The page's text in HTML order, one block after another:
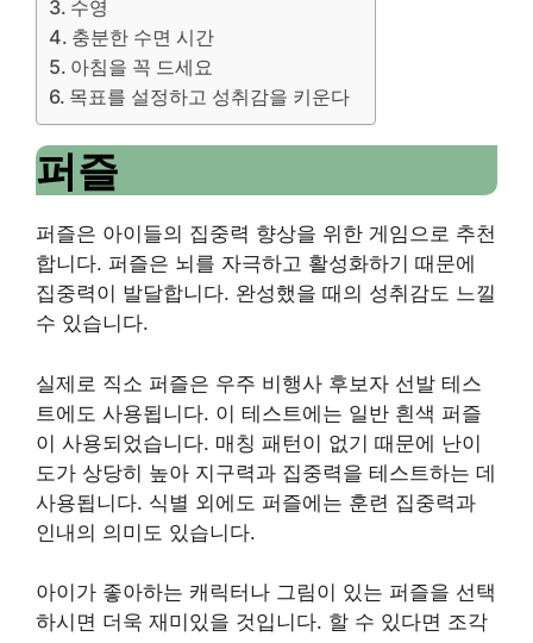
수영
충분한 수면 시간
아침을 꼭 드세요
목표를 설정하고 성취감을 키운다
퍼즐
퍼즐은 아이들의 집중력 향상을 위한 게임으로 추천
합니다. 퍼즐은 뇌를 자극하고 활성화하기 때문에
집중력이 발달합니다. 완성했을 때의 성취감도 느낄
수 있습니다.
실제로 직소 퍼즐은 우주 비행사 후보자 선발 테스
트에도 사용됩니다. 이 테스트에는 일반 흰색 퍼즐
이 사용되었습니다. 매칭 패턴이 없기 때문에 난이
도가 상당히 높아 지구력과 집중력을 테스트하는 데
사용됩니다. 식별 외에도 퍼즐에는 훈련 집중력과
인내의 의미도 있습니다.
아이가 좋아하는 캐릭터나 그림이 있는 퍼즐을 선택
하시면 더욱 재미있을 것입니다. 할 수 있다면 조각